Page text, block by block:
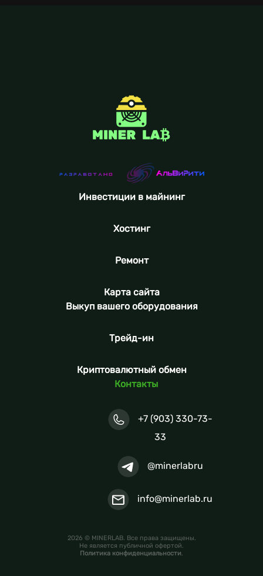
Инвестиции в майнинг
Хостинг
Ремонт
Карта сайта
Выкуп вашего оборудования
Трейд-ин
Криптовалютный обмен
Контакты
+7 (903) 330-73-
33
@minerlabru
info@minerlab.ru
2026 © MINERLAB. Все права защищены.
Не является публичной офертой.
Политика конфиденциальности.